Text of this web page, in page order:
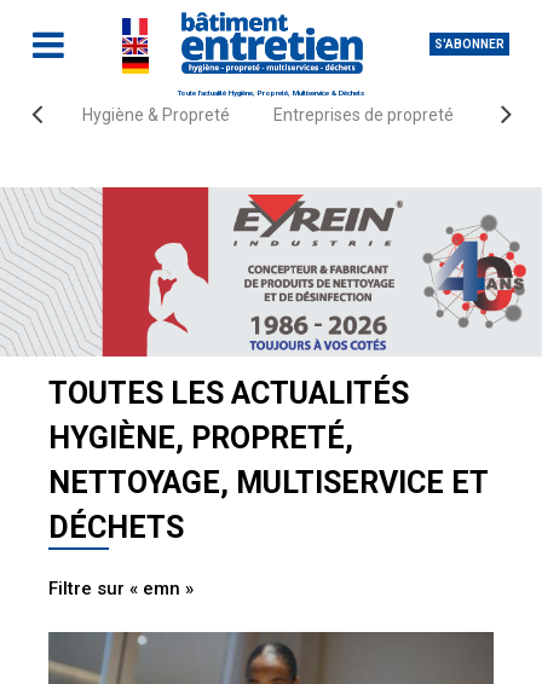
S'ABONNER
Toute l'actualité Hygiène, Propreté, Multiservice & Déchets
Hygiène & Propreté Entreprises de propreté
Accueil Actualités
TOUTES LES ACTUALITÉS
HYGIÈNE, PROPRETÉ,
NETTOYAGE, MULTISERVICE ET
DÉCHETS
Filtre sur « emn »